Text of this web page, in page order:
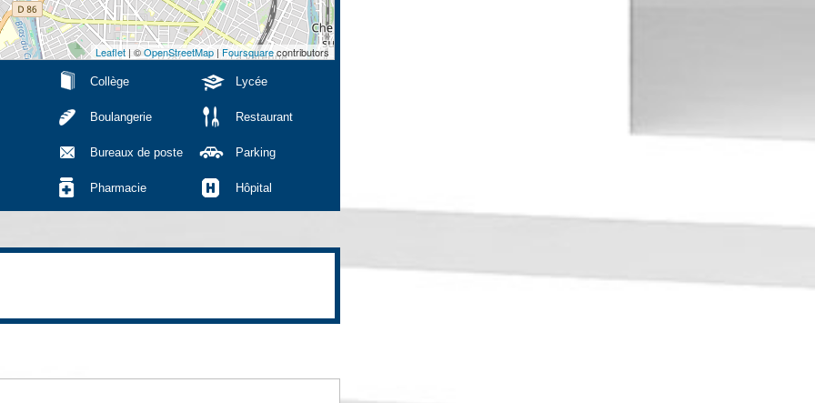
Leaflet | ©OpenStreetMap | Foursquarecontributors
Collège Lycée
Boulangerie Restaurant
Bureaux de poste Parking
Pharmacie Hôpital